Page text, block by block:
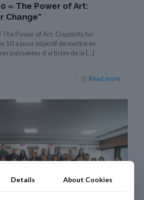
« The Power of Art:
Change”
The Power of Art: Creativity for
10 a pour objectif de mettre en
puissantes d’artistes de la […]
Read more
Details About Cookies